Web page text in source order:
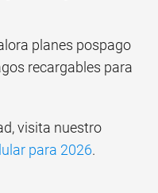
planes pospago
recargables para
visita nuestro
para 2026.